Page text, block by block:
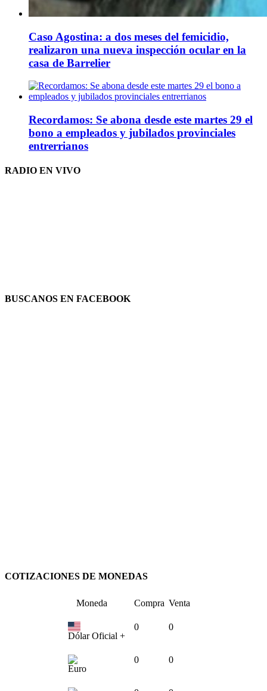
Caso Agostina: a dos meses del femicidio,
realizaron una nueva inspección ocular en la
casa de Barrelier
Recordamos: Se abona desde este martes 29 el
bono a empleados y jubilados provinciales
entrerrianos
RADIO EN VIVO
BUSCANOS EN FACEBOOK
COTIZACIONES DE MONEDAS
Moneda Compra Venta
Dólar Oficial +
0 0
Euro
0 0